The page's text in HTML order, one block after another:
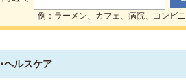
例：ラーメン、カフェ、病院、コンビニ
ヘルスケア